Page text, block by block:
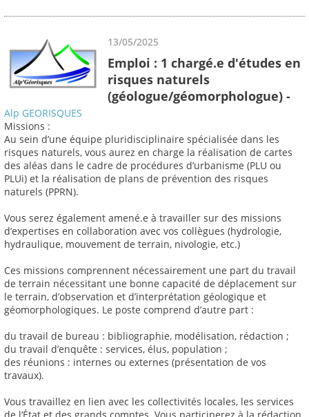
13/05/2025
Emploi : 1 chargé.e d'études en
risques naturels
(géologue/géomorphologue) -
Alp GEORISQUES
Missions :
Au sein d’une équipe pluridisciplinaire spécialisée dans les
risques naturels, vous aurez en charge la réalisation de cartes
des aléas dans le cadre de procédures d’urbanisme (PLU ou
PLUi) et la réalisation de plans de prévention des risques
naturels (PPRN).
Vous serez également amené.e à travailler sur des missions
d’expertises en collaboration avec vos collègues (hydrologie,
hydraulique, mouvement de terrain, nivologie, etc.)
Ces missions comprennent nécessairement une part du travail
de terrain nécessitant une bonne capacité de déplacement sur
le terrain, d’observation et d’interprétation géologique et
géomorphologiques. Le poste comprend d’autre part :
du travail de bureau : bibliographie, modélisation, rédaction ;
du travail d’enquête : services, élus, population ;
des réunions : internes ou externes (présentation de vos
travaux).
Vous travaillez en lien avec les collectivités locales, les services